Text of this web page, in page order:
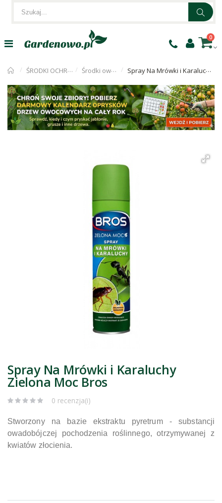
0
ŚRODKI OCHRONY ROŚLIN Środki owadobójcze Spray Na Mrówki i Karaluchy Zielona Moc Bros
Spray Na Mrówki i Karaluchy
Zielona Moc Bros
0 recenzja(i)
Stworzony na bazie ekstraktu pyretrum - substancji
owadobójczej pochodzenia roślinnego, otrzymywanej z
kwiatów złocienia.